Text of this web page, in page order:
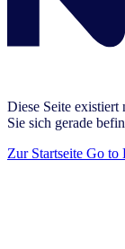
Diese Seite
Sie sich gerade
Zur Startseite Go to